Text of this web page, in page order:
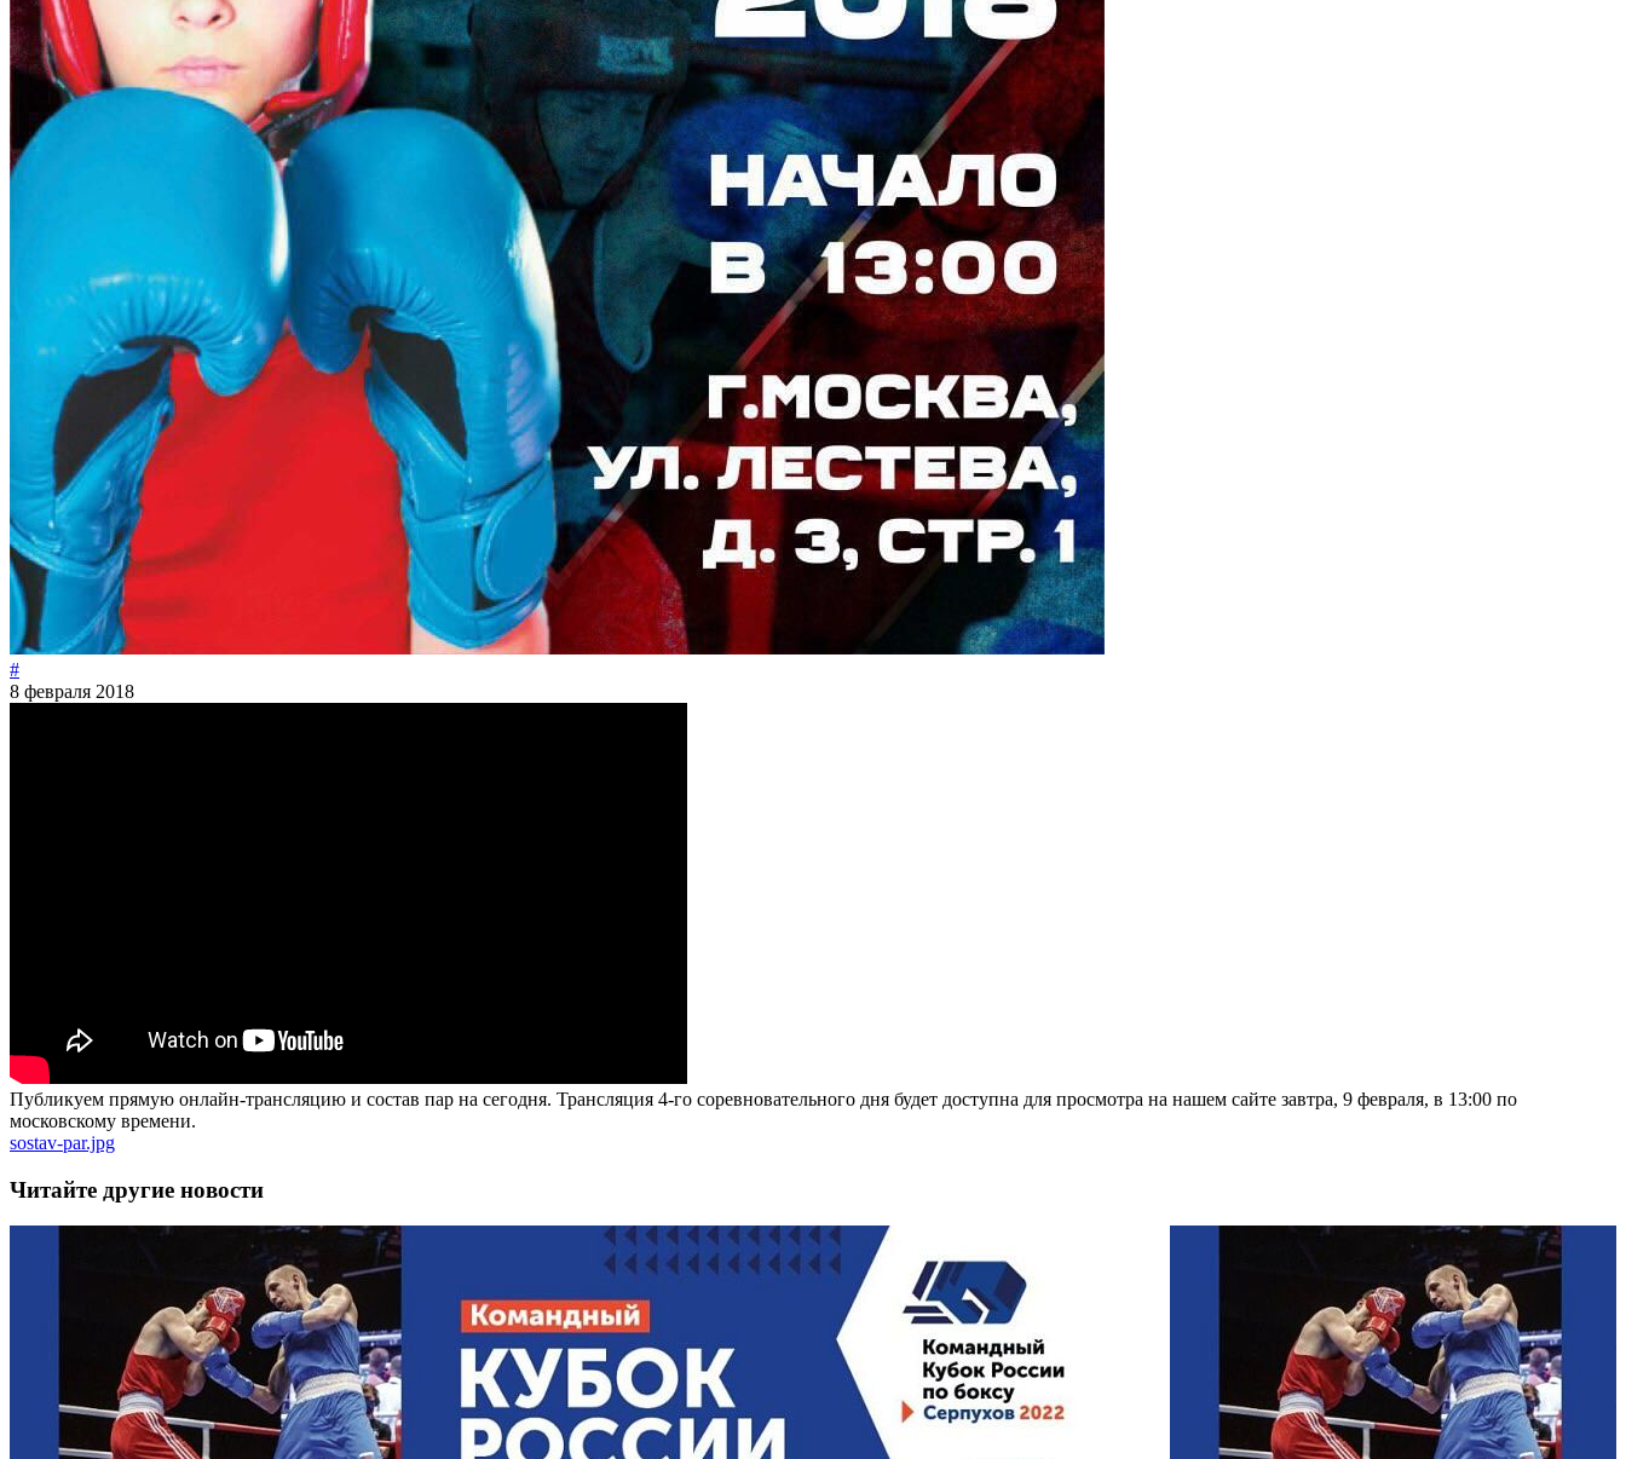
#
8 февраля 2018
Публикуем прямую онлайн-трансляцию и состав пар на сегодня. Трансляция 4-го соревновательного дня будет доступна для просмотра на нашем сайте завтра, 9 февраля, в 13:00 по
московскому времени.
sostav-par.jpg
Читайте другие новости